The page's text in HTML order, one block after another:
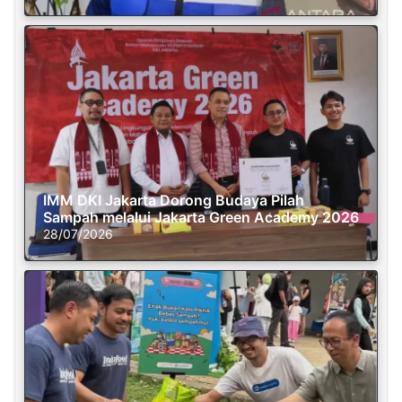
IMM DKI Jakarta Dorong Budaya Pilah
Sampah melalui Jakarta Green Academy 2026
28/07/2026